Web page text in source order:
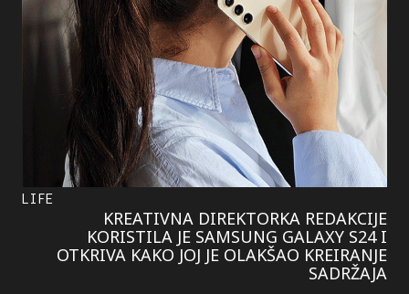
LIFE
KREATIVNA DIREKTORKA REDAKCIJE
KORISTILA JE SAMSUNG GALAXY S24 I
OTKRIVA KAKO JOJ JE OLAKŠAO KREIRANJE
SADRŽAJA